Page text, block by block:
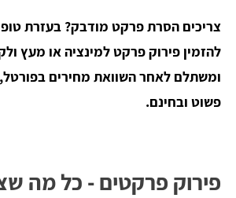
צריכים הסרת פרקט מודבק? בעזרת טופ
להזמין פירוק פרקט למינציה או מעץ
ומשתלם לאחר השוואת מחירים בפורטל,
פשוט ובחינם.
פירוק פרקטים - כל מה